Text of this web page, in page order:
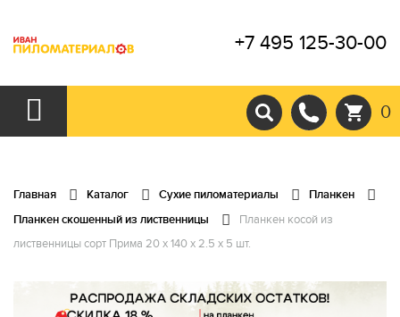
+7 495 125-30-00
0
Главная Каталог Сухие пиломатериалы
Планкен
Планкен скошенный из лиственницы
Планкен косой из
лиственницы сорт Прима 20 x 140 x 2.5 x 5 шт.